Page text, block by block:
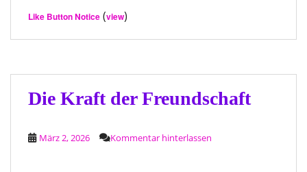
Like Button Notice (view)
Die Kraft der Freundschaft
März 2, 2026 Kommentar hinterlassen